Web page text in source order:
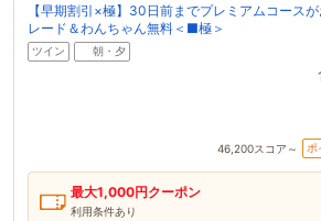
【早期割引×極】30日前までプレミアムコース
レード＆わんちゃん無料＜■極＞
ツイン 朝・夕
46,200スコア～ ポ
最大1,000円クーポン
利用条件あり